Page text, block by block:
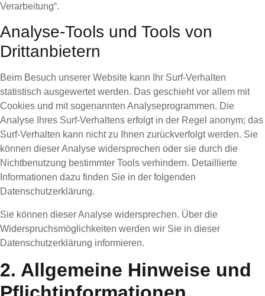
Verarbeitung“.
Analyse-Tools und Tools von
Drittanbietern
Beim Besuch unserer Website kann Ihr Surf-Verhalten
statistisch ausgewertet werden. Das geschieht vor allem mit
Cookies und mit sogenannten Analyseprogrammen. Die
Analyse Ihres Surf-Verhaltens erfolgt in der Regel anonym; das
Surf-Verhalten kann nicht zu Ihnen zurückverfolgt werden. Sie
können dieser Analyse widersprechen oder sie durch die
Nichtbenutzung bestimmter Tools verhindern. Detaillierte
Informationen dazu finden Sie in der folgenden
Datenschutzerklärung.
Sie können dieser Analyse widersprechen. Über die
Widerspruchsmöglichkeiten werden wir Sie in dieser
Datenschutzerklärung informieren.
2. Allgemeine Hinweise und